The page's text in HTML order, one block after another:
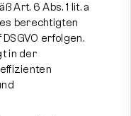
Art. 6 Abs. 1 lit. a
berechtigten
erfolgen.
in der